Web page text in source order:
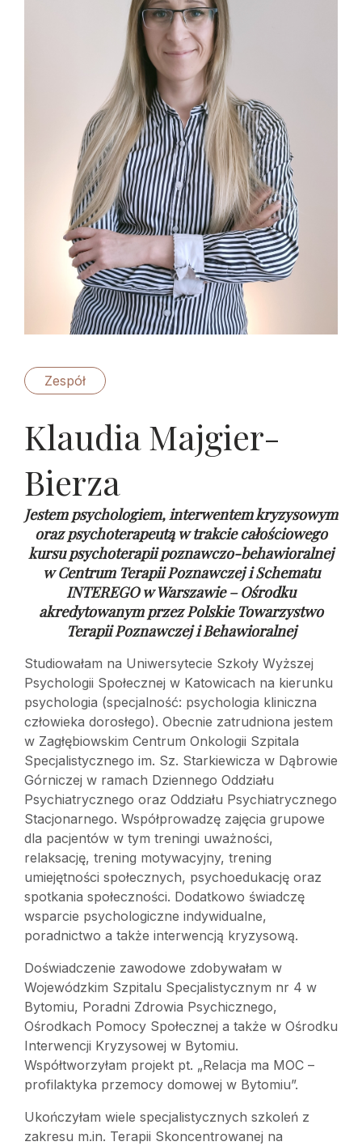
Zespół
Klaudia Majgier-
Bierza
Jestem psychologiem, interwentem kryzysowym
oraz psychoterapeutą w trakcie całościowego
kursu psychoterapii poznawczo-behawioralnej
wCentrum Terapii Poznawczej i Schematu
INTEREGO w Warszawie – Ośrodku
akredytowanym przez Polskie Towarzystwo
Terapii Poznawczej i Behawioralnej
Studiowałam na Uniwersytecie Szkoły Wyższej
Psychologii Społecznej w Katowicach na kierunku
psychologia (specjalność: psychologia kliniczna
człowieka dorosłego). Obecnie zatrudniona jestem
w Zagłębiowskim Centrum Onkologii Szpitala
Specjalistycznego im. Sz. Starkiewicza w Dąbrowie
Górniczej w ramach Dziennego Oddziału
Psychiatrycznego oraz Oddziału Psychiatrycznego
Stacjonarnego. Współprowadzę zajęcia grupowe
dla pacjentów w tym treningi uważności,
relaksację, trening motywacyjny, trening
umiejętności społecznych, psychoedukację oraz
spotkania społeczności. Dodatkowo świadczę
wsparcie psychologiczne indywidualne,
poradnictwo a także interwencją kryzysową.
Doświadczenie zawodowe zdobywałam w
Wojewódzkim Szpitalu Specjalistycznym nr 4 w
Bytomiu, Poradni Zdrowia Psychicznego,
Ośrodkach Pomocy Społecznej a także w Ośrodku
Interwencji Kryzysowej w Bytomiu.
Współtworzyłam projekt pt. „Relacja ma MOC –
profilaktyka przemocy domowej w Bytomiu”.
Ukończyłam wiele specjalistycznych szkoleń z
zakresu m.in. Terapii Skoncentrowanej na